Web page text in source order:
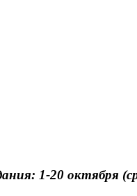
1-20 октября